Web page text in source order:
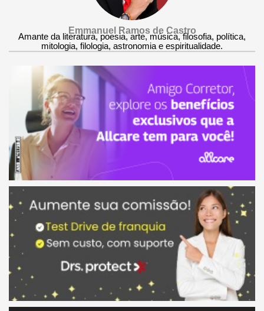
Emmanuel Ramos de Castro
Amante da literatura, poesia, arte, música, filosofia, política,
mitologia, filologia, astronomia e espiritualidade.